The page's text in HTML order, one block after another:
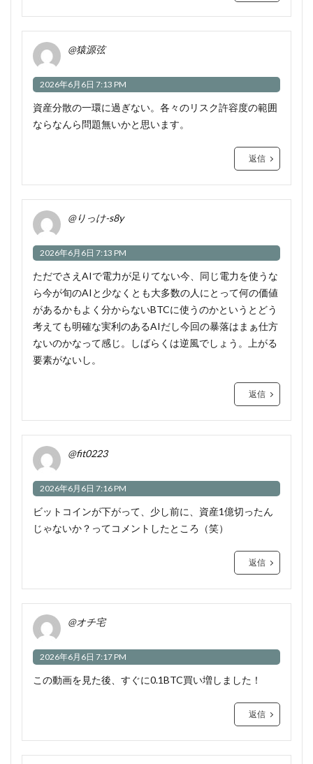
@猿源弦
2026年6月6日 7:13 PM
資産分散の一環に過ぎない。各々のリスク許容度の範囲
ならなんら問題無いかと思います。
返信
@りっけ-s8y
2026年6月6日 7:13 PM
ただでさえAIで電力が足りてない今、同じ電力を使うな
ら今が旬のAIと少なくとも大多数の人にとって何の価値
があるかもよく分からないBTCに使うのかというとどう
考えても明確な実利のあるAIだし今回の暴落はまぁ仕方
ないのかなって感じ。しばらくは逆風でしょう。上がる
要素がないし。
返信
@fit0223
2026年6月6日 7:16 PM
ビットコインが下がって、少し前に、資産1億切ったん
じゃないか？ってコメントしたところ（笑）
返信
@オチ宅
2026年6月6日 7:17 PM
この動画を見た後、すぐに0.1BTC買い増しました！
返信